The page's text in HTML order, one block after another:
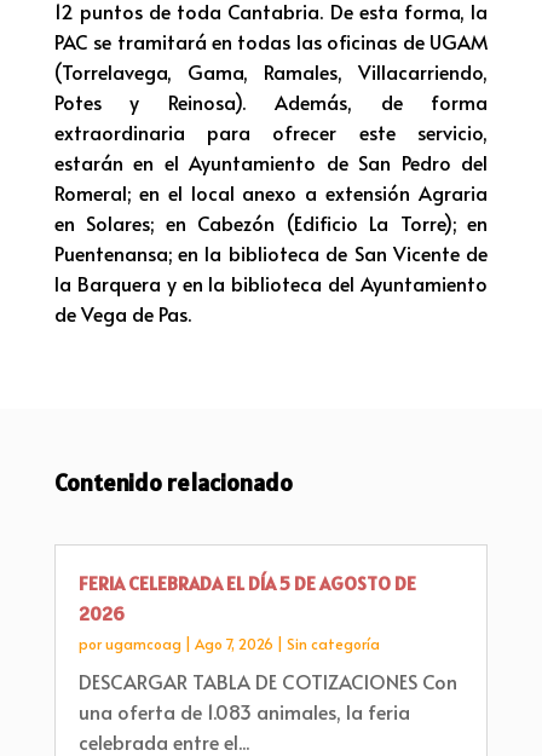
12 puntos de toda Cantabria. De esta forma, la
PAC se tramitará en todas las oficinas de UGAM
(Torrelavega, Gama, Ramales, Villacarriendo,
Potes y Reinosa). Además, de forma
extraordinaria para ofrecer este servicio,
estarán en el Ayuntamiento de San Pedro del
Romeral; en el local anexo a extensión Agraria
en Solares; en Cabezón (Edificio La Torre); en
Puentenansa; en la biblioteca de San Vicente de
la Barquera y en la biblioteca del Ayuntamiento
de Vega de Pas.
Contenido relacionado
FERIA CELEBRADA EL DÍA 5 DE AGOSTO DE
2026
porugamcoag Ago 7, 2026 Sin categoría
DESCARGAR TABLA DE COTIZACIONES Con
una oferta de 1.083 animales, la feria
celebrada entre el...